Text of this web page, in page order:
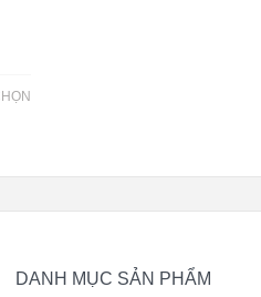
DANH MỤC SẢN PHẨM